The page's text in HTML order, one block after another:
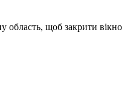
область, щоб закрити вікно